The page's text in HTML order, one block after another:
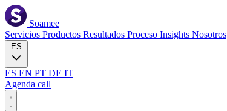
Soamee
Servicios Productos Resultados Proceso Insights Nosotros
ES EN PT DE IT
Agenda call